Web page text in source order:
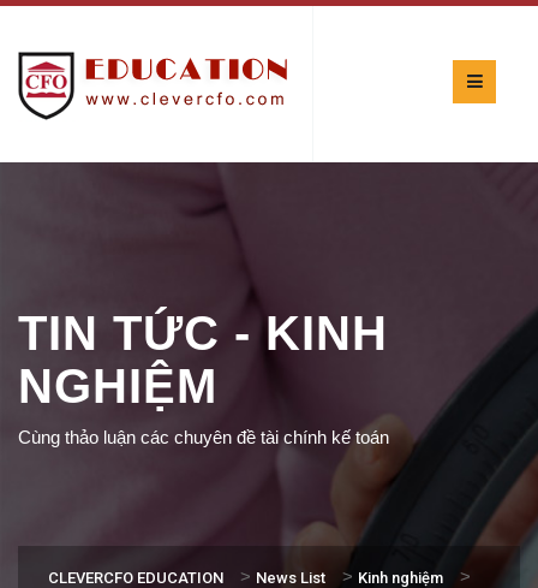
TIN TỨC - KINH
NGHIỆM
Cùng thảo luận các chuyên đề tài chính kế toán
CLEVERCFO EDUCATION > News List > Kinh nghiệm >